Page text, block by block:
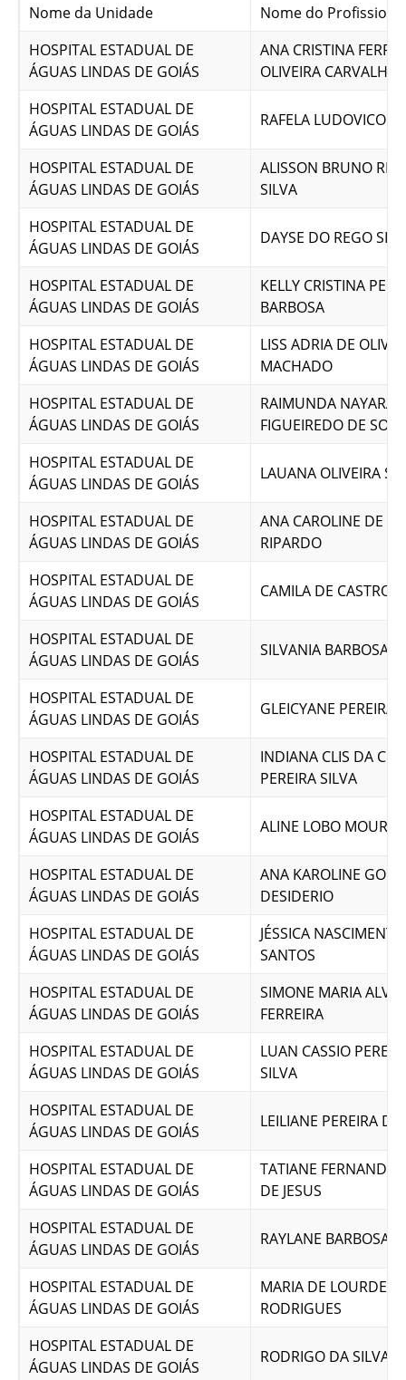
Nome da Unidade
Nome do
HOSPITAL ESTADUAL DE
ÁGUAS LINDAS DE GOIÁS
ANA CRISTINA
OLIVEIRA CARVALHO
HOSPITAL ESTADUAL DE
ÁGUAS LINDAS DE GOIÁS
RAFELA LUDOVICO
HOSPITAL ESTADUAL DE
ÁGUAS LINDAS DE GOIÁS
ALISSON BRUNO
SILVA
HOSPITAL ESTADUAL DE
ÁGUAS LINDAS DE GOIÁS
DAYSE DO REGO
HOSPITAL ESTADUAL DE
ÁGUAS LINDAS DE GOIÁS
KELLY CRISTINA
BARBOSA
HOSPITAL ESTADUAL DE
ÁGUAS LINDAS DE GOIÁS
LISS ADRIA DE
MACHADO
HOSPITAL ESTADUAL DE
ÁGUAS LINDAS DE GOIÁS
RAIMUNDA NAYARA
FIGUEIREDO DE
HOSPITAL ESTADUAL DE
ÁGUAS LINDAS DE GOIÁS
LAUANA OLIVEIRA
HOSPITAL ESTADUAL DE
ÁGUAS LINDAS DE GOIÁS
ANA CAROLINE DE
RIPARDO
HOSPITAL ESTADUAL DE
ÁGUAS LINDAS DE GOIÁS
CAMILA DE CASTRO
HOSPITAL ESTADUAL DE
ÁGUAS LINDAS DE GOIÁS
SILVANIA BARBOSA
HOSPITAL ESTADUAL DE
ÁGUAS LINDAS DE GOIÁS
GLEICYANE PEREIRA
HOSPITAL ESTADUAL DE
ÁGUAS LINDAS DE GOIÁS
INDIANA CLIS DA
PEREIRA SILVA
HOSPITAL ESTADUAL DE
ÁGUAS LINDAS DE GOIÁS
ALINE LOBO MOURA
HOSPITAL ESTADUAL DE
ÁGUAS LINDAS DE GOIÁS
ANA KAROLINE
DESIDERIO
HOSPITAL ESTADUAL DE
ÁGUAS LINDAS DE GOIÁS
JÉSSICA
SANTOS
HOSPITAL ESTADUAL DE
ÁGUAS LINDAS DE GOIÁS
SIMONE MARIA ALVES
FERREIRA
HOSPITAL ESTADUAL DE
ÁGUAS LINDAS DE GOIÁS
LUAN CASSIO
SILVA
HOSPITAL ESTADUAL DE
ÁGUAS LINDAS DE GOIÁS
LEILIANE PEREIRA DA
HOSPITAL ESTADUAL DE
ÁGUAS LINDAS DE GOIÁS
TATIANE FERNANDA
DE JESUS
HOSPITAL ESTADUAL DE
ÁGUAS LINDAS DE GOIÁS
RAYLANE BARBOSA
HOSPITAL ESTADUAL DE
ÁGUAS LINDAS DE GOIÁS
MARIA DE LOURDES
RODRIGUES
HOSPITAL ESTADUAL DE
ÁGUAS LINDAS DE GOIÁS
RODRIGO DA SILVA